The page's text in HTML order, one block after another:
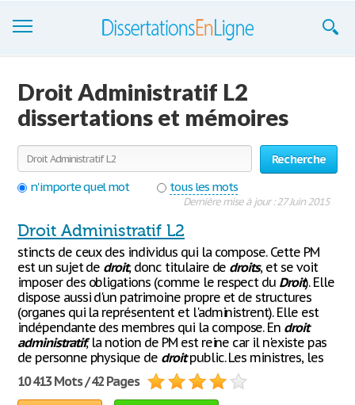
S'inscrire
Se connecter
Contactez-nous
Droit Administratif L2
dissertations et mémoires
Recherche
n'importe quel mot
tous les mots
Dernière mise à jour : 27 Juin 2015
Droit Administratif L2
stincts de ceux des individus qui la compose. Cette PM
est un sujet de droit, donc titulaire de droits, et se voit
imposer des obligations (comme le respect du Droit). Elle
dispose aussi d'un patrimoine propre et de structures
(organes qui la représentent et l'administrent). Elle est
indépendante des membres qui la compose. En droit
administratif, la notion de PM est reine car il n'existe pas
de personne physique de droitpublic. Les ministres, les
10 413 Mots / 42 Pages